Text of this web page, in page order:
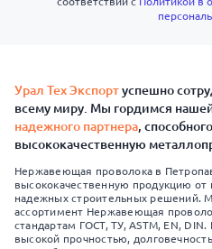
Урал Тех Экспортуспешно
всему миру. Мы гордимся
надежного партнера,
высококачественную
Нержавеющая проволока в
высококачественную продукцию от
надежных строительных решений.
ассортимент Нержавеющая
стандартам ГОСТ, ТУ, ASTM, EN,
высокой прочностью,